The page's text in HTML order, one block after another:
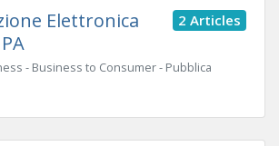
2 Articles
Elettronica
- Business to Consumer - Pubblica